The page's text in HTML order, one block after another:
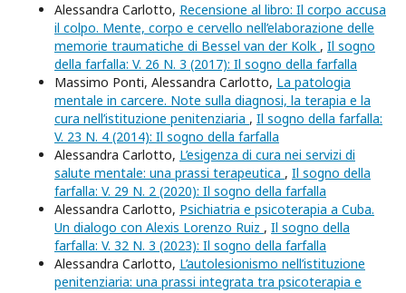
Alessandra Carlotto, Recensione al libro: Il corpo accusa
il colpo. Mente, corpo e cervello nell’elaborazione delle
memorie traumatiche di Bessel van der Kolk , Il sogno
della farfalla: V. 26 N. 3 (2017): Il sogno della farfalla
Massimo Ponti, Alessandra Carlotto, La patologia
mentale in carcere. Note sulla diagnosi, la terapia e la
cura nell’istituzione penitenziaria , Il sogno della farfalla:
V. 23 N. 4 (2014): Il sogno della farfalla
Alessandra Carlotto, L’esigenza di cura nei servizi di
salute mentale: una prassi terapeutica , Il sogno della
farfalla: V. 29 N. 2 (2020): Il sogno della farfalla
Alessandra Carlotto, Psichiatria e psicoterapia a Cuba.
Un dialogo con Alexis Lorenzo Ruiz , Il sogno della
farfalla: V. 32 N. 3 (2023): Il sogno della farfalla
Alessandra Carlotto, L’autolesionismo nell’istituzione
penitenziaria: una prassi integrata tra psicoterapia e